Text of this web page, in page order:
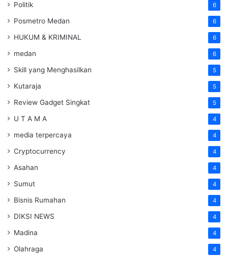
Politik 6
Posmetro Medan 6
HUKUM & KRIMINAL 6
medan 6
Skill yang Menghasilkan 5
Kutaraja 5
Review Gadget Singkat 5
U T A M A 4
media terpercaya 4
Cryptocurrency 4
Asahan 4
Sumut 4
Bisnis Rumahan 4
DIKSI NEWS 4
Madina 4
Olahraga 4